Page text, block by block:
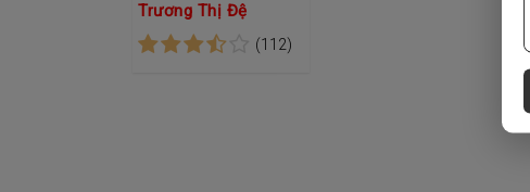
Trương Thị Đệ
(112)